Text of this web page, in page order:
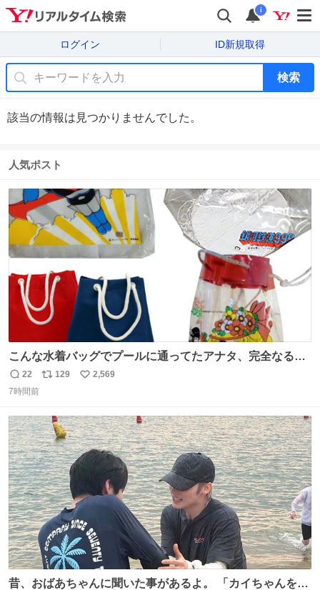
i
ログイン ID新規取得
検索
該当の情報は見つかりませんでした。
人気ポスト
こんな水着バッグでプールに通ってたアナタ、完全なる同
世代（笑） #70年代 #80年代 #昭和レトロ
返
信
22
リ
ト
数
129
い
数
2,569
7時間前
昔、おばあちゃんに聞いた事があるよ。 「カイちゃんをい